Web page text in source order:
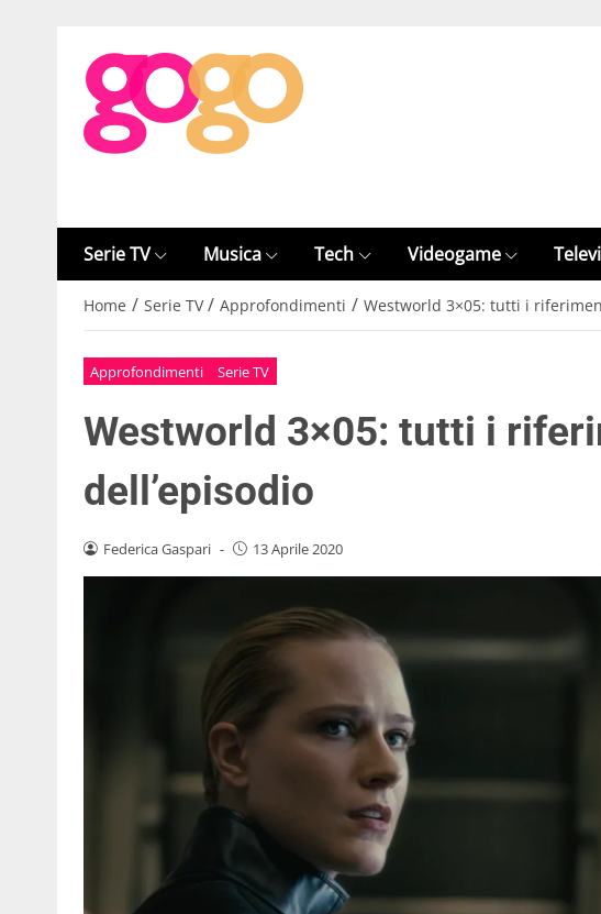
Serie TV Musica Tech Videogame
Home / Serie TV / Approfondimenti / Westworld 3×05: tutti i
Approfondimenti Serie TV
Westworld 3×05: tutti i
dell’episodio
Federica Gaspari - 13 Aprile 2020